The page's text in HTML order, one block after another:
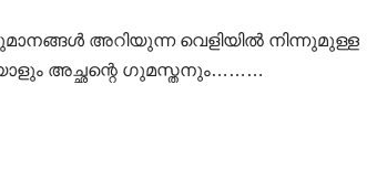
അറിയുന്ന വെളിയിൽ നിന്നുമുള്ള
അച്ഛന്റെ ഗുമസ്തനും………